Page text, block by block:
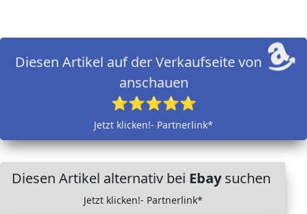
Diesen Artikel auf der Verkaufseite von
anschauen
⭐⭐⭐⭐⭐
Jetzt klicken!- Partnerlink*
Diesen Artikel alternativ bei Ebaysuchen
Jetzt klicken!- Partnerlink*